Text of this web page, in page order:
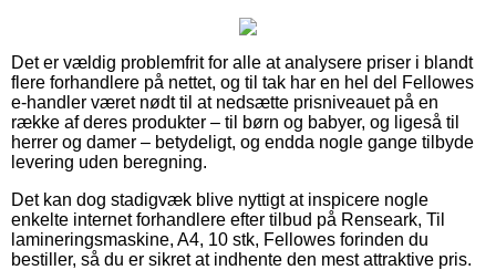
Det er vældig problemfrit for alle at analysere priser i blandt
flere forhandlere på nettet, og til tak har en hel del Fellowes
e-handler været nødt til at nedsætte prisniveauet på en
række af deres produkter – til børn og babyer, og ligeså til
herrer og damer – betydeligt, og endda nogle gange tilbyde
levering uden beregning.
Det kan dog stadigvæk blive nyttigt at inspicere nogle
enkelte internet forhandlere efter tilbud på Renseark, Til
lamineringsmaskine, A4, 10 stk, Fellowes forinden du
bestiller, så du er sikret at indhente den mest attraktive pris.